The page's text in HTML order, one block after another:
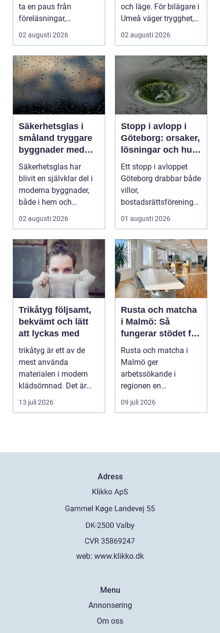
ta en paus från
föreläsningar,
tentaplugg och sena
02 augusti 2026
och läge. För bilägare i
Umeå väger trygghet,
tillgängl...
02 augusti 2026
Säkerhetsglas i
småland tryggare
byggnader med
smarta
glaslösningar
Säkerhetsglas har
blivit en självklar del i
moderna byggnader,
både i hem och
offentliga miljöer. I ...
02 augusti 2026
Stopp i avlopp i
Göteborg: orsaker,
lösningar och hur
problem kan
undvikas
Ett stopp i avloppet
Göteborg drabbar både
villor,
bostadsrättsföreningar
01 augusti 2026
Trikåtyg följsamt,
bekvämt och lätt
att lyckas med
trikåtyg är ett av de
mest använda
materialen i modern
klädsömnad. Det är
mjukt, elastiskt och
formb...
13 juli 2026
Rusta och matcha
i Malmö: Så
fungerar stödet för
dig som söker
jobb
Rusta och matcha i
Malmö ger
arbetssökande i
regionen en
strukturerad och
personlig vä...
09 juli 2026
Adress
web: www.klikko.dk
Menu
Annonsering
Om oss